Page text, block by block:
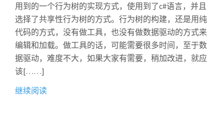
用到的一个行为树的实现方式，使用到了c#语言，并且
选择了共享性行为树的方式。行为树的构建，还是用纯
代码的方式，没有做工具，也没有做数据驱动的方式来
编辑和加载。做工具的话，可能需要很多时间，至于数
据驱动，难度不大，如果大家有需要，稍加改进，就应
该[……]
继续阅读